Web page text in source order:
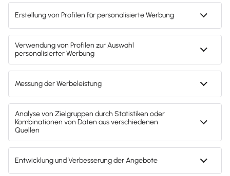
Svenja Bock
Deine Ansprechpartnerin für die
Lexware Akademie
Gendergerechte Sprache
Privatsphäre-Einstellungen